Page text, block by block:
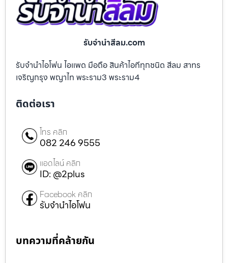
รับจํานําสีลม.com
รับจำนำไอโฟน ไอแพด มือถือ สินค้าไอทีทุกชนิด สีลม สาทร
เจริญกรุง พญาไท พระราม3 พระราม4
ติดต่อเรา
โทร คลิก
082 246 9555
แอดไลน์ คลิก
ID: @2plus
Facebook คลิก
รับจำนำไอโฟน
บทความที่คล้ายกัน